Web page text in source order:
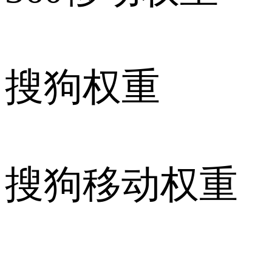
搜狗权重
搜狗移动权重